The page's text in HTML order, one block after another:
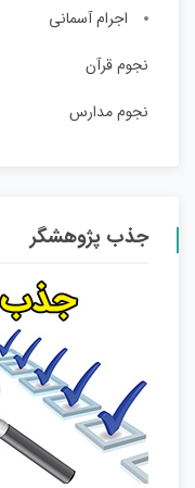
اجرام آسمانی
نجوم قرآن
نجوم مدارس
جذب پژوهشگر